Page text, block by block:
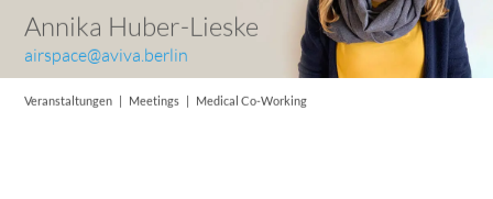
Annika Huber-Lieske
airspace@aviva.berlin
Veranstaltungen | Meetings | Medical Co-Working